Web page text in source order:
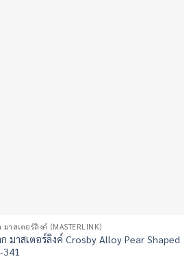
าสเตอร์ลิงค์ (MASTERLINK)
มาสเตอร์ลิงค์ Crosby Alloy Pear Shaped
341